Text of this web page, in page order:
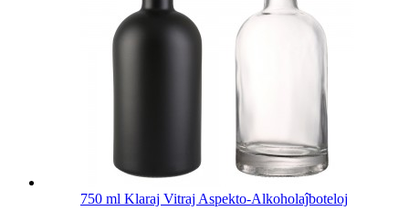
750 ml Klaraj Vitraj Aspekto-Alkoholaĵboteloj